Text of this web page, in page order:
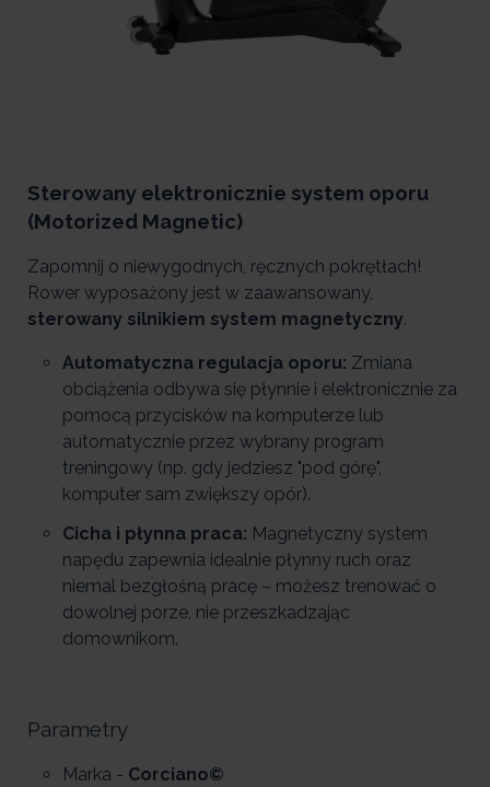
Sterowany elektronicznie system oporu
(Motorized Magnetic)
Zapomnij o niewygodnych, ręcznych pokrętłach!
Rower wyposażony jest w zaawansowany,
sterowany silnikiem system magnetyczny.
Automatyczna regulacja oporu: Zmiana
obciążenia odbywa się płynnie i elektronicznie za
pomocą przycisków na komputerze lub
automatycznie przez wybrany program
treningowy (np. gdy jedziesz "pod górę",
komputer sam zwiększy opór).
Cicha i płynna praca: Magnetyczny system
napędu zapewnia idealnie płynny ruch oraz
niemal bezgłośną pracę – możesz trenować o
dowolnej porze, nie przeszkadzając
domownikom.
Parametry
Marka - Corciano©